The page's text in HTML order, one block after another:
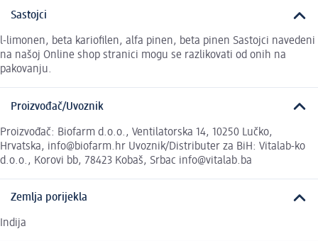
Sastojci
l-limonen, beta kariofilen, alfa pinen, beta pinen Sastojci navedeni
na našoj Online shop stranici mogu se razlikovati od onih na
pakovanju.
Proizvođač/Uvoznik
Proizvođač: Biofarm d.o.o., Ventilatorska 14, 10250 Lučko,
Hrvatska, info@biofarm.hr Uvoznik/Distributer za BiH: Vitalab-ko
d.o.o., Korovi bb, 78423 Kobaš, Srbac info@vitalab.ba
Zemlja porijekla
Indija